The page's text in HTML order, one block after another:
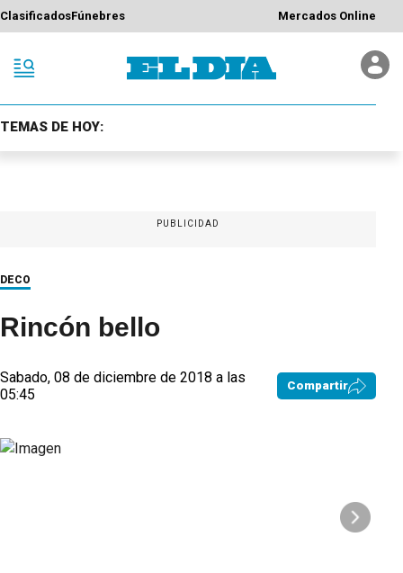
ClasificadosFúnebres Mercados Online
TEMAS DE HOY:
PUBLICIDAD
DECO
Rincón bello
Sabado, 08 de diciembre de 2018 a las
05:45
Compartir